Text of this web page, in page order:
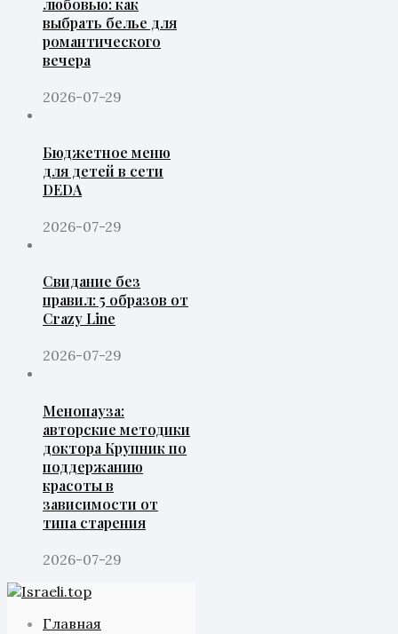
любовью: как
выбрать белье для
романтического
вечера
2026-07-29
Бюджетное меню
для детей в сети
DEDA
2026-07-29
Свидание без
правил: 5 образов от
Crazy Line
2026-07-29
Менопауза:
авторские методики
доктора Крупник по
поддержанию
красоты в
зависимости от
типа старения
2026-07-29
Главная